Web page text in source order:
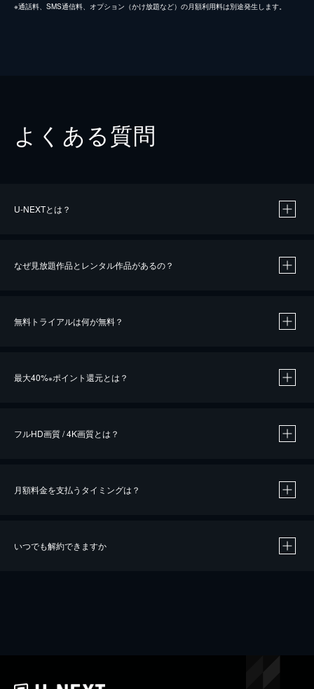
※通話料、SMS通信料、オプション（かけ放題など）の月額利用料は別途発生します。
よくある質問
U-NEXTとは？
なぜ見放題作品とレンタル作品があるの？
無料トライアルは何が無料？
最大40%※ポイント還元とは？
※40％ポイント還元の対象は、クレジットカード決済による作品の購入 / レンタルです。
iOSアプリのUコイン決済による作品の購入 / レンタルは、20％のポイント還元です。
フルHD画質 / 4K画質とは？
月額料金を支払うタイミングは？
いつでも解約できますか